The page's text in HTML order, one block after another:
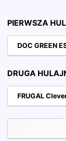
PIERWSZA
DOC GREEN
DRUGA
FRUGAL